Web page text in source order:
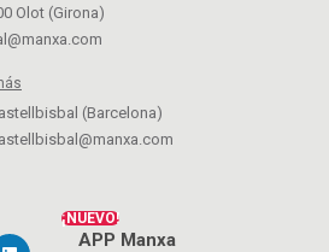
Olot (Girona)
(Barcelona)
¡NUEVO!
APP Manxa